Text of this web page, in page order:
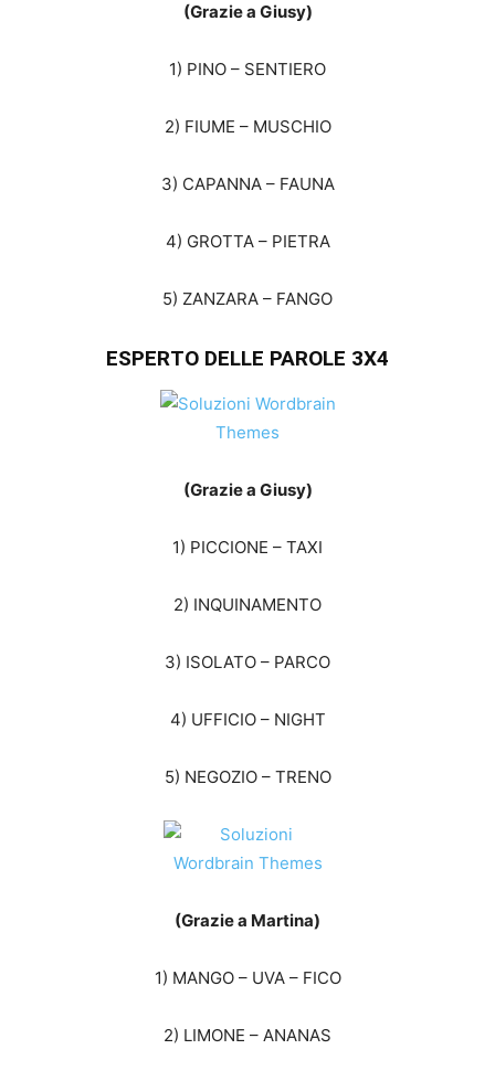
(Grazie a Giusy)
1) PINO – SENTIERO
2) FIUME – MUSCHIO
3) CAPANNA – FAUNA
4) GROTTA – PIETRA
5) ZANZARA – FANGO
ESPERTO DELLE PAROLE 3X4
(Grazie a Giusy)
1) PICCIONE – TAXI
2) INQUINAMENTO
3) ISOLATO – PARCO
4) UFFICIO – NIGHT
5) NEGOZIO – TRENO
(Grazie a Martina)
1) MANGO – UVA – FICO
2) LIMONE – ANANAS